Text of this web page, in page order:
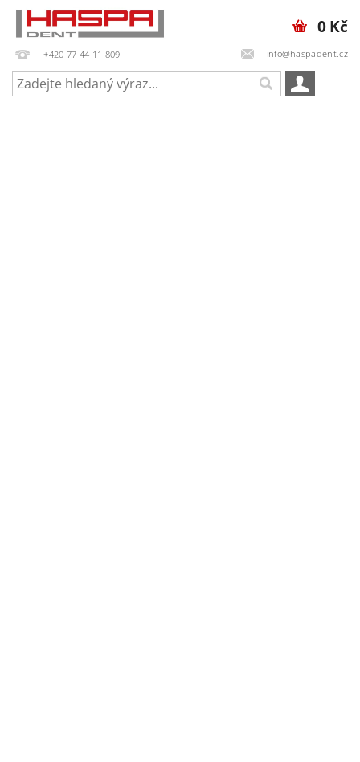
+420 77 44 11 809 info@haspadent.cz
0 Kč